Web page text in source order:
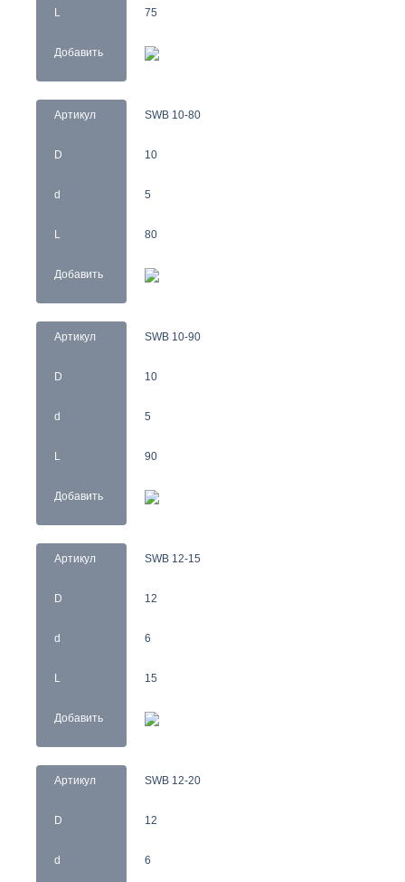
L
Добавить
75
Артикул
D
d
L
Добавить
SWB 10-80
10
5
80
Артикул
D
d
L
Добавить
SWB 10-90
10
5
90
Артикул
D
d
L
Добавить
SWB 12-15
12
6
15
Артикул
D
d
SWB 12-20
12
6